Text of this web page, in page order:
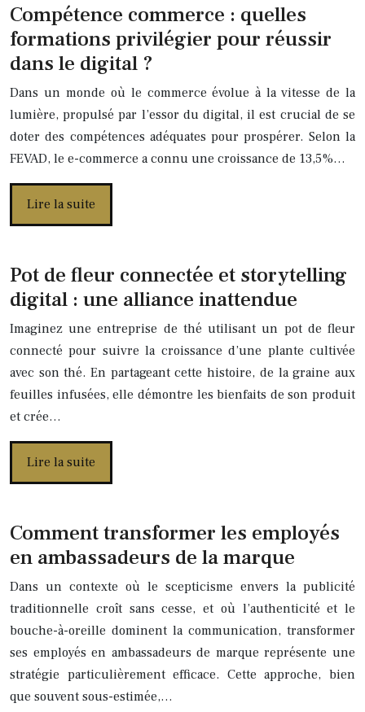
Compétence commerce : quelles
formations privilégier pour réussir
dans le digital ?
Dans un monde où le commerce évolue à la vitesse de la
lumière, propulsé par l’essor du digital, il est crucial de se
doter des compétences adéquates pour prospérer. Selon la
FEVAD, le e-commerce a connu une croissance de 13,5%…
Lire la suite
Pot de fleur connectée et storytelling
digital : une alliance inattendue
Imaginez une entreprise de thé utilisant un pot de fleur
connecté pour suivre la croissance d’une plante cultivée
avec son thé. En partageant cette histoire, de la graine aux
feuilles infusées, elle démontre les bienfaits de son produit
et crée…
Lire la suite
Comment transformer les employés
en ambassadeurs de la marque
Dans un contexte où le scepticisme envers la publicité
traditionnelle croît sans cesse, et où l’authenticité et le
bouche-à-oreille dominent la communication, transformer
ses employés en ambassadeurs de marque représente une
stratégie particulièrement efficace. Cette approche, bien
que souvent sous-estimée,…